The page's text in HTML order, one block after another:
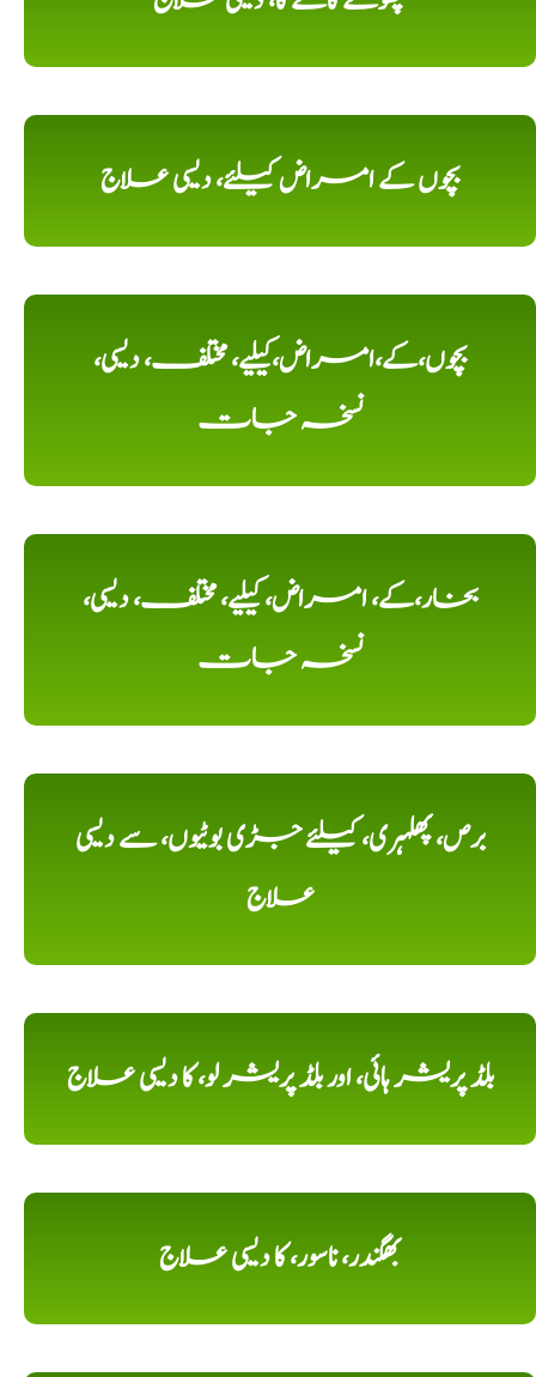
بچوں کے امراض کیلئے، دیسی علاج
بچوں،کے،امراض،کیلیے، مختلف، دیسی،
نسخہ جات
بخار،کے، امراض، کیلیے، مختلف، دیسی،
نسخہ جات
برص، پھلہری، کیلئے جڑی بوٹیوں، سے دیسی
علاج
بلڈ پریشر ہائی، اور بلڈ پریشر لو، کا دیسی علاج
بھگندر، ناسور، کا دیسی علاج